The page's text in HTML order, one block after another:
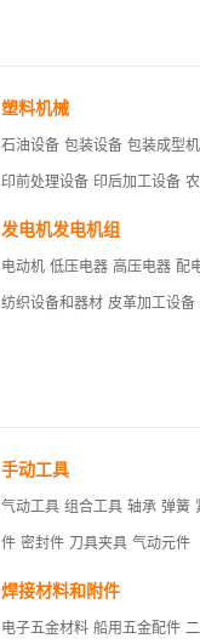
塑料机械
石油设备 包装设备 包装成型
印前处理设备 印后加工设备
发电机发电机组
电动机 低压电器 高压电器 配
纺织设备和器材 皮革加工设备
手动工具
气动工具 组合工具 轴承 弹簧
件 密封件 刀具夹具 气动元件
焊接材料和附件
电子五金材料 船用五金配件